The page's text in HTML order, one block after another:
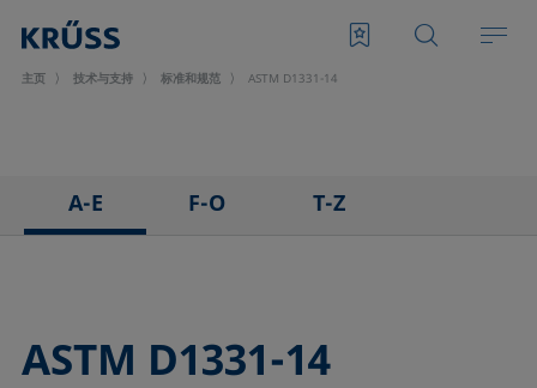
主页 技术与支持 标准和规范 ASTM D1331-14
A-E
ASTM D1331-14
F-O
ISO 304-85
T-Z
ASTM D1331-14